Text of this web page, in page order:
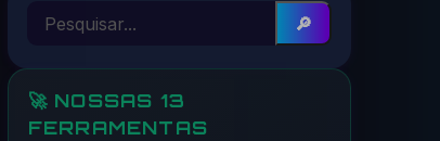
🔎
🚀 NOSSAS 13
FERRAMENTAS